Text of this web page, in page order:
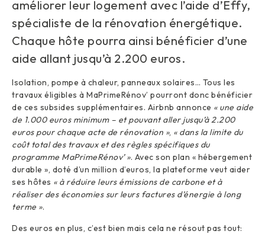
améliorer leur logement avec l’aide d’Effy,
spécialiste de la rénovation énergétique.
Chaque hôte pourra ainsi bénéficier d’une
aide allant jusqu’à 2.200 euros.
Isolation, pompe à chaleur, panneaux solaires… Tous les
travaux éligibles à MaPrimeRénov’ pourront donc bénéficier
de ces subsides supplémentaires. Airbnb annonce « une aide
de 1.000 euros minimum – et pouvant aller jusqu’à 2.200
euros pour chaque acte de rénovation », « dans la limite du
coût total des travaux et des règles spécifiques du
programme MaPrimeRénov’ ». Avec son plan « hébergement
durable », doté d’un million d’euros, la plateforme veut aider
ses hôtes « à réduire leurs émissions de carbone et à
réaliser des économies sur leurs factures d’énergie à long
terme ».
Des euros en plus, c’est bien mais cela ne résout pas tout: